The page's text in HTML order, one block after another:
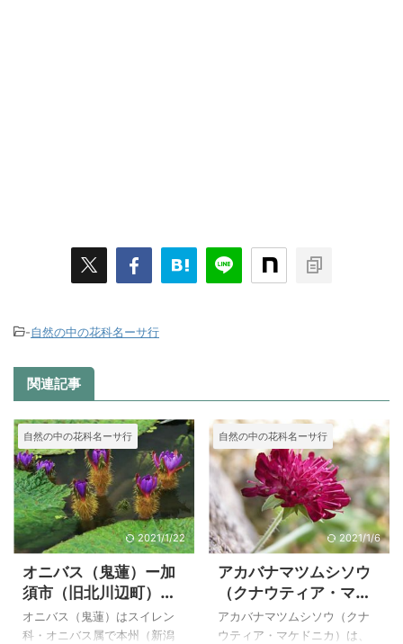
-自然の中の花科名ーサ行
関連記事
自然の中の花科名ーサ行
2021/1/22
オニバス（鬼蓮）ー加
須市（旧北川辺町）の
自生地
オニバス（鬼蓮）はスイレン
科・オニバス属で本州（新潟
自然の中の花科名ーサ行
2021/1/6
アカバナマツムシソウ
（クナウティア・マケ
ドニカ）とクナウティ
ア・アルベンシス
アカバナマツムシソウ（クナ
ウティア・マケドニカ）は、